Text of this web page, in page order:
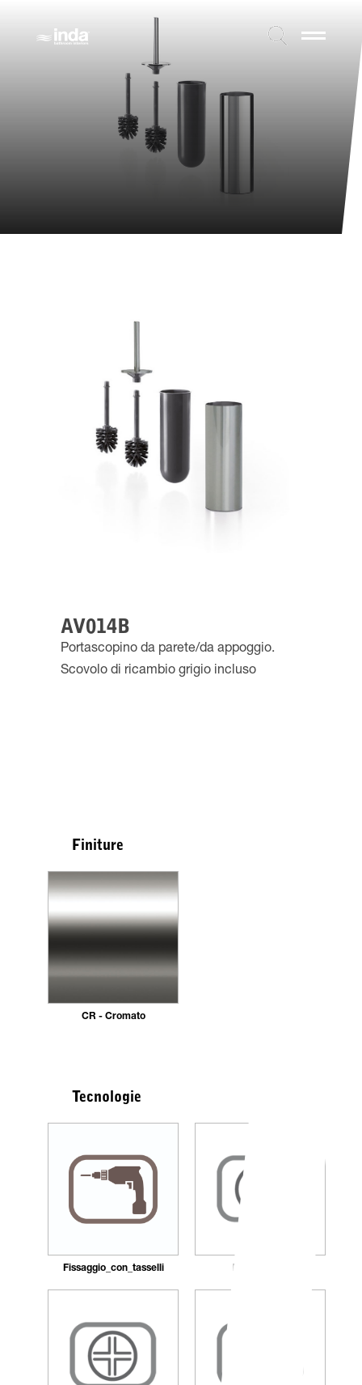
AV014B
Portascopino da parete/da appoggio.
Scovolo di ricambio grigio incluso
Finiture
CR - Cromato
Tecnologie
Fissaggio_con_tasselli Ricaricabile